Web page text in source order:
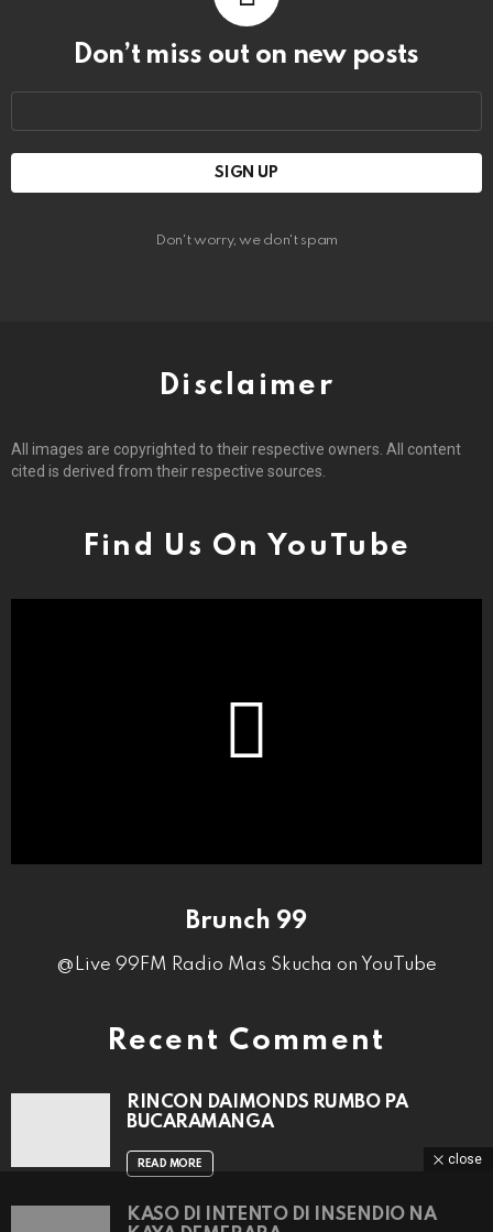
Don’t miss out on new posts
Don't worry, we don't spam
Disclaimer
All images are copyrighted to their respective owners. All content
cited is derived from their respective sources.
Find Us On YouTube
Brunch 99
@Live 99FM Radio Mas Skucha on YouTube
Recent Comment
RINCON DAIMONDS RUMBO PA
BUCARAMANGA
READ MORE
KASO DI INTENTO DI INSENDIO NA
close